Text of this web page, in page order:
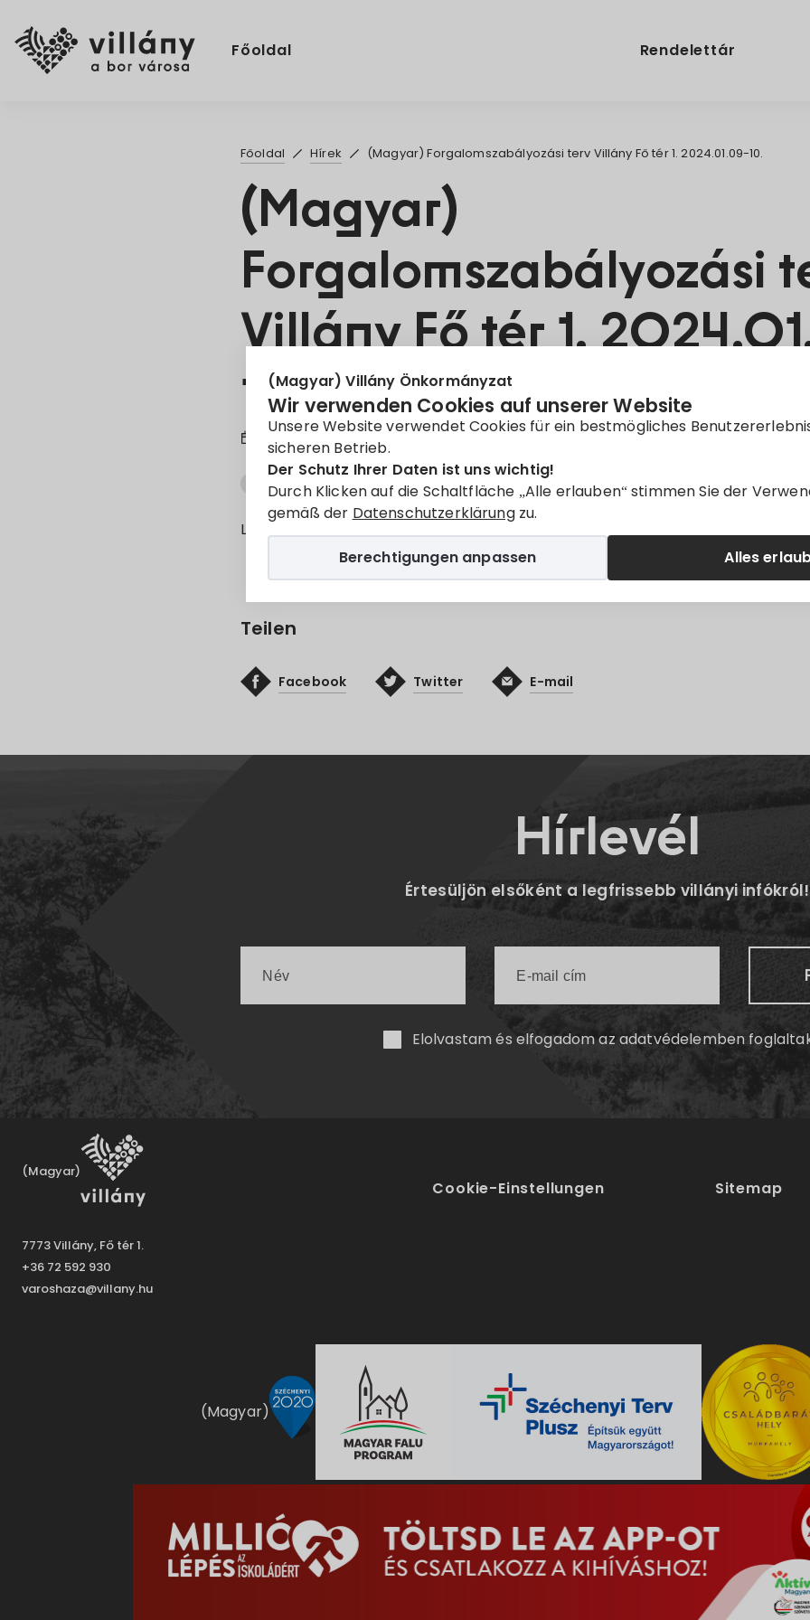
(Magyar) Villány Önkormányzat
Wir verwenden Cookies auf unserer Website
Unsere Website verwendet Cookies für ein bestmögliches
sicheren Betrieb.
Der Schutz Ihrer Daten ist uns wichtig!
Durch Klicken auf die Schaltfläche „Alle erlauben“ stimmen Sie der
gemäß der Datenschutzerklärungzu.
Alles
Berechtigungen anpassen
Főoldal Rendelettár
Főoldal Hírek (Magyar) Forgalomszabályozási terv Villány Fő tér 1. 2024.01.09-10.
(Magyar)
Forgalomszabályozási
Villány Fő tér 1.
10.
8. Jan. 2024
Forgalomszabályozási terv Villányi KÖH
Leider ist der Eintrag nur auf
Teilen
Facebook Twitter E-mail
Hírlevél
Értesüljön elsőként a legfrissebb villányi infókról!
Elolvastam és elfogadom azadatvédelemben
(Magyar)
7773 Villány, Fő tér 1.
+36 72 592 930
varoshaza@villany.hu
Cookie-Einstellungen Sitemap
(Magyar)